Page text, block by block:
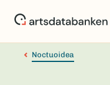
Noctuoidea